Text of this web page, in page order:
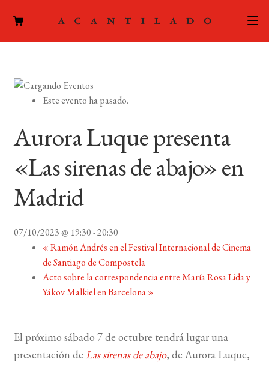
hijo
PODCAST
LA EDITORIAL
CONTACTO
MI CUENTA
BUSCAR
Este evento ha pasado.
Aurora Luque presenta
«Las sirenas de abajo» en
Madrid
07/10/2023 @ 19:30-20:30
«Ramón Andrés en el Festival Internacional de Cinema
de Santiago de Compostela
Acto sobre la correspondencia entre María Rosa Lida y
Yákov Malkiel en Barcelona»
El próximo sábado 7 de octubre tendrá lugar una
presentación de Las sirenas de abajo, de Aurora Luque,